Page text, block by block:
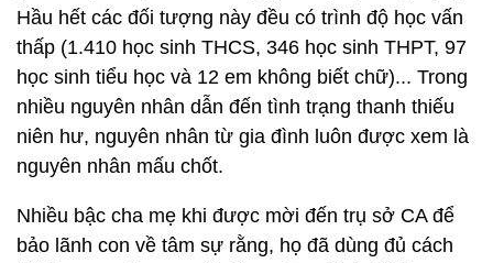
Hầu hết các đối tượng này đều có trình độ học vấn
thấp (1.410 học sinh THCS, 346 học sinh THPT, 97
học sinh tiểu học và 12 em không biết chữ)... Trong
nhiều nguyên nhân dẫn đến tình trạng thanh thiếu
niên hư, nguyên nhân từ gia đình luôn được xem là
nguyên nhân mấu chốt.
Nhiều bậc cha mẹ khi được mời đến trụ sở CA để
bảo lãnh con về tâm sự rằng, họ đã dùng đủ cách